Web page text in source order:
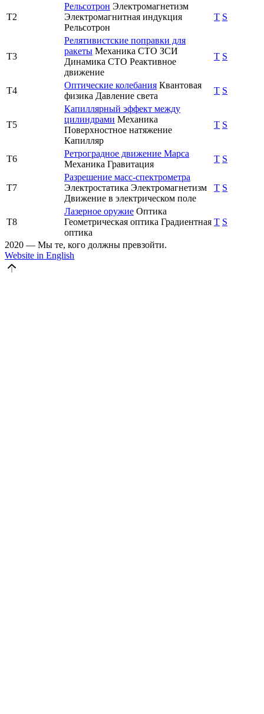
T2
Рельсотрон Электромагнетизм
Электромагнитная индукция
Рельсотрон
T S
T3
Релятивистские поправки для
ракеты Механика СТО ЗСИ
Динамика СТО Реактивное
движение
T S
T4
Оптические колебания Квантовая
физика Давление света
T S
T5
Капиллярный эффект между
цилиндрами Механика
Поверхностное натяжение
Капилляр
T S
T6
Ретроградное движение Марса
Механика Гравитация
T S
T7
Разрешение масс-спектрометра
Электростатика Электромагнетизм
Движение в электрическом поле
T S
T8
Лазерное оружие Оптика
Геометрическая оптика Градиентная
оптика
T S
2020 — Мы те, кого должны превзойти.
Website in English